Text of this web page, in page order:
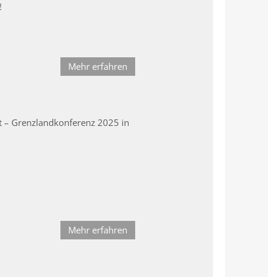
Mehr erfahren
Grenzlandkonferenz 2025 in
Mehr erfahren